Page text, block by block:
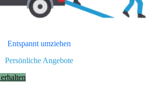
Entspannt umziehen
Persönliche Angebote